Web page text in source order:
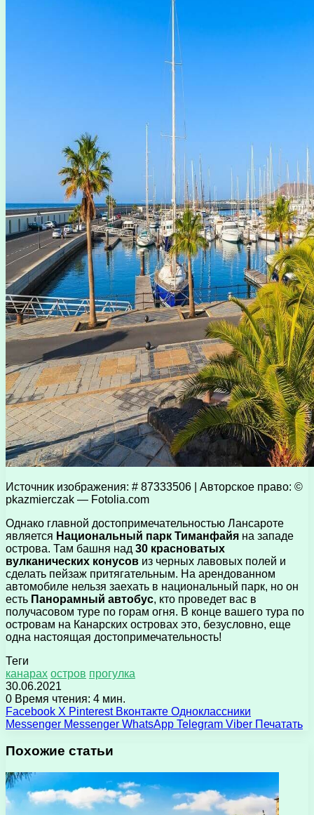
Источник изображения: # 87333506 | Авторское право: ©
pkazmierczak — Fotolia.com
Однако главной достопримечательностью Лансароте
является Национальный парк Тиманфайя на западе
острова. Там башня над 30 красноватых
вулканических конусов из черных лавовых полей и
сделать пейзаж притягательным. На арендованном
автомобиле нельзя заехать в национальный парк, но он
есть Панорамный автобус, кто проведет вас в
получасовом туре по горам огня. В конце вашего тура по
островам на Канарских островах это, безусловно, еще
одна настоящая достопримечательность!
Теги
канарах остров прогулка
30.06.2021
0 Время чтения: 4 мин.
Facebook X Pinterest Вконтакте Одноклассники
Messenger Messenger WhatsApp Telegram Viber Печатать
Похожие статьи